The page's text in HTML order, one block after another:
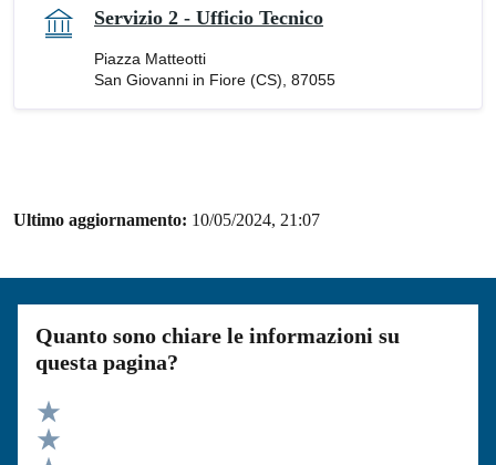
Servizio 2 - Ufficio Tecnico
Piazza Matteotti
San Giovanni in Fiore (CS), 87055
Ultimo aggiornamento: 10/05/2024, 21:07
Quanto sono chiare le informazioni su
questa pagina?
Valuta 5 stelle su 5